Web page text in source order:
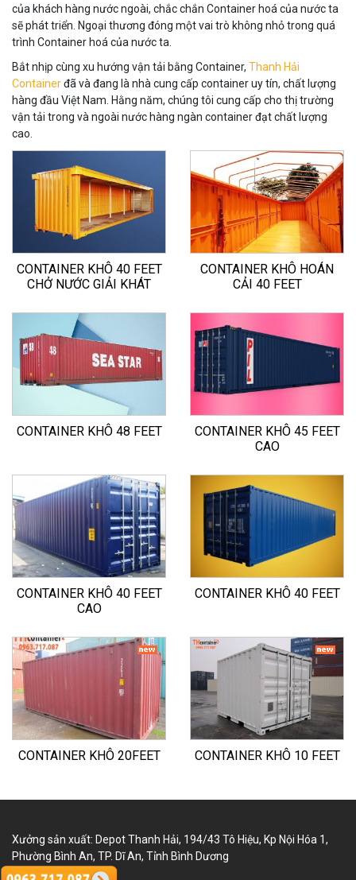
của khách hàng nước ngoài, chắc chắn Container hoá của nước ta
sẽ phát triển. Ngoại thương đóng một vai trò không nhỏ trong quá
trình Container hoá của nước ta.
Bắt nhịp cùng xu hướng vận tải bằng Container, Thanh Hải
Containerđã và đang là nhà cung cấp container uy tín, chất lượng
hàng đầu Việt Nam. Hằng năm, chúng tôi cung cấp cho thị trường
vận tải trong và ngoài nước hàng ngàn container đạt chất lượng
cao.
CONTAINER KHÔ 40 FEET
CHỞ NƯỚC GIẢI KHÁT
CONTAINER KHÔ HOÁN
CẢI 40 FEET
CONTAINER KHÔ 48 FEET
CONTAINER KHÔ 45 FEET
CAO
CONTAINER KHÔ 40 FEET
CAO
CONTAINER KHÔ 40 FEET
CONTAINER KHÔ 20FEET CONTAINER KHÔ 10 FEET
Xưởng sản xuất: Depot Thanh Hải, 194/43 Tô Hiệu, Kp Nội Hóa 1,
Phường Bình An, TP. Dĩ An, Tỉnh Bình Dương